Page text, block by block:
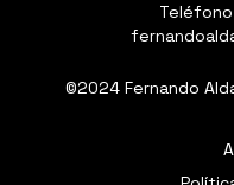
Teléfono
©2024 Fernando